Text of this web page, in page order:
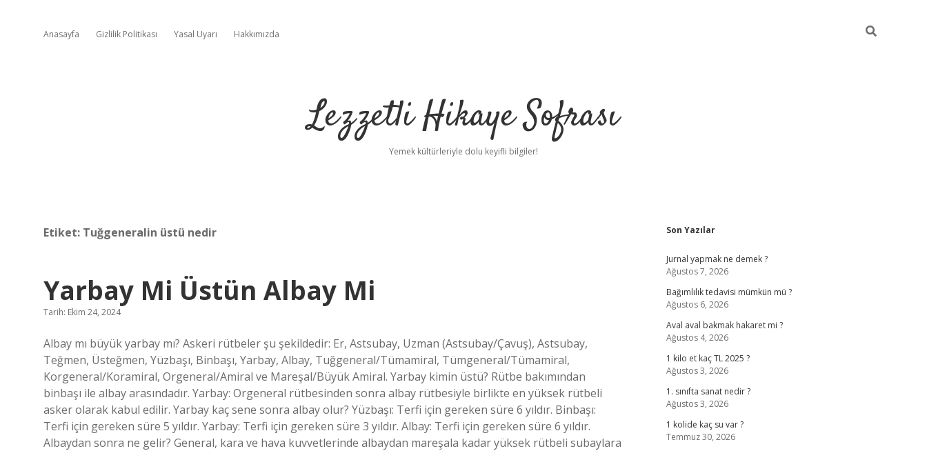
Anasayfa Gizlilik Politikası Yasal Uyarı Hakkımızda
Lezzetli Hikaye Sofrası
Yemek kültürleriyle dolu keyifli bilgiler!
Etiket: Tuğgeneralin üstü nedir
Yarbay Mi Üstün Albay Mi
Tarih: Ekim 24, 2024
Albay mı büyük yarbay mı? Askeri rütbeler şu şekildedir: Er, Astsubay, Uzman (Astsubay/Çavuş), Astsubay,
Teğmen, Üsteğmen, Yüzbaşı, Binbaşı, Yarbay, Albay, Tuğgeneral/Tümamiral, Tümgeneral/Tümamiral,
Korgeneral/Koramiral, Orgeneral/Amiral ve Mareşal/Büyük Amiral. Yarbay kimin üstü? Rütbe bakımından
binbaşı ile albay arasındadır. Yarbay: Orgeneral rütbesinden sonra albay rütbesiyle birlikte en yüksek rütbeli
asker olarak kabul edilir. Yarbay kaç sene sonra albay olur? Yüzbaşı: Terfi için gereken süre 6 yıldır. Binbaşı:
Terfi için gereken süre 5 yıldır. Yarbay: Terfi için gereken süre 3 yıldır. Albay: Terfi için gereken süre 6 yıldır.
Albaydan sonra ne gelir? General, kara ve hava kuvvetlerinde albaydan mareşala kadar yüksek rütbeli subaylara
Sidebar
Son Yazılar
Jurnal yapmak ne demek ?
Ağustos 7, 2026
Bağımlılık tedavisi mümkün mü ?
Ağustos 6, 2026
Aval aval bakmak hakaret mi ?
Ağustos 4, 2026
1 kilo et kaç TL 2025 ?
Ağustos 3, 2026
1. sınıfta sanat nedir ?
Ağustos 3, 2026
1 kolide kaç su var ?
Temmuz 30, 2026